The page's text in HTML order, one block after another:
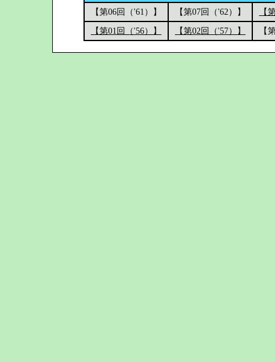
【第06回（'61）】 【第07回（'62）】
【
【第01回（'56）】
【第02回（'57）】 【